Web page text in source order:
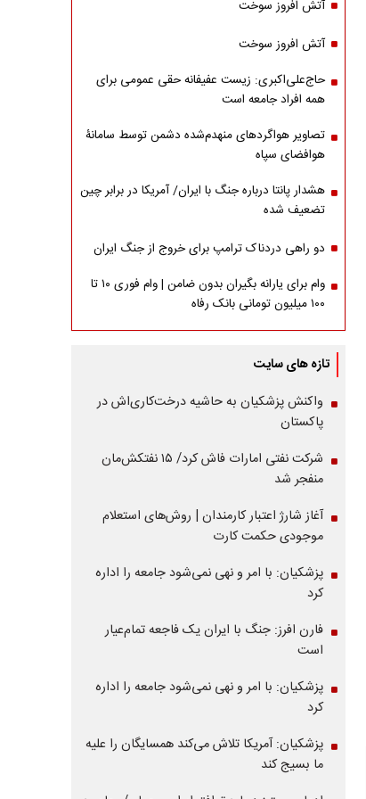
آتش افروز سوخت
آتش افروز سوخت
حاج‌علی‌اکبری: زیست عفیفانه حقی عمومی برای
همه افراد جامعه است
تصاویر هواگردهای منهدم‌شده دشمن توسط سامانۀ
هوافضای سپاه
هشدار پانتا درباره جنگ با ایران/ آمریکا در برابر چین
تضعیف شده
دو راهی دردناک ترامپ برای خروج از جنگ ایران
وام برای یارانه بگیران بدون ضامن | وام فوری ۱۰ تا
۱۰۰ میلیون تومانی بانک رفاه
تازه های سایت
واکنش پزشکیان به حاشیه درخت‌کاری‌اش در
پاکستان
شرکت نفتی امارات فاش کرد/ ۱۵ نفتکش‌مان
منفجر شد
آغاز شارژ اعتبار کارمندان | روش‌های استعلام
موجودی حکمت کارت
پزشکیان: با امر و نهی نمی‌شود جامعه را اداره
کرد
فارن افرز: جنگ با ایران یک فاجعه تمام‌عیار
است
پزشکیان: با امر و نهی نمی‌شود جامعه را اداره
کرد
پزشکیان: آمریکا تلاش می‌کند همسایگان را علیه
ما بسیج کند